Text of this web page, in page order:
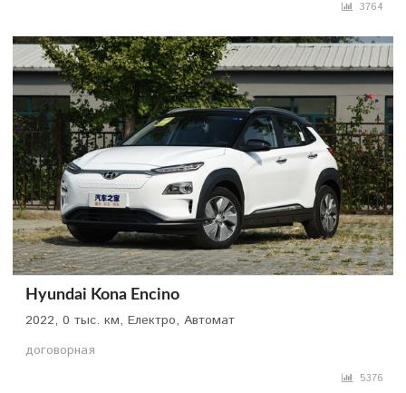
3764
Hyundai Kona Encino
2022, 0 тыс. км, Електро, Автомат
договорная
5376